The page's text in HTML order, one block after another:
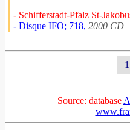
- Schifferstadt-Pfalz St-
- Disque IFO; 718, 2000 CD
Source: database